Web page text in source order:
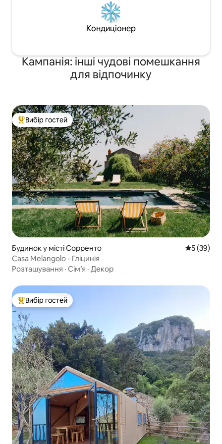
Кондиціонер
Кампанія: інші чудові помешкання
для відпочинку
Топ вибір гостей
Вибір гостей
Будинок у місті Сорренто Середня
5 (39)
Casa Melangolo - Гліцинія
Розташування · Сім’я · Декор
Топ вибір гостей
Вибір гостей